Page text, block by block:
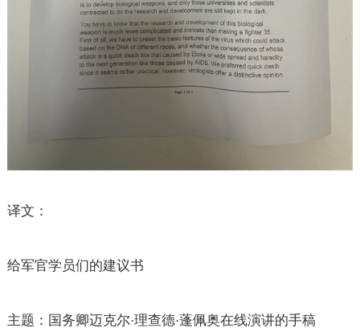
译文：
给军官学员们的建议书
主题：国务卿迈克尔·理查德·蓬佩奥在线演讲的手稿